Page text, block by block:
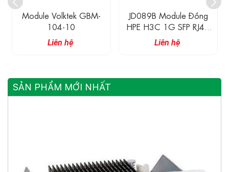
Module Volktek GBM-
104-10
Liên hệ
JD089B Module Đồng
HPE H3C 1G SFP RJ45
Transceiver 100M
Liên hệ
SẢN PHẨM MỚI NHẤT